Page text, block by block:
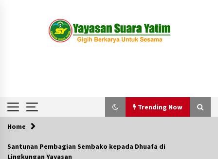
Trending Now
Trending Now
Home
Santunan Pembagian Sembako kepada Dhuafa di
Lingkungan Yayasan